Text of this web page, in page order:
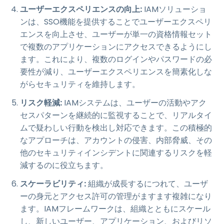
ユーザーエクスペリエンスの向上: IAMソリューショ
ンは、SSO機能を提供することでユーザーエクスペリ
エンスを向上させ、ユーザーが単一の資格情報セット
で複数のアプリケーションにアクセスできるようにし
ます。これにより、複数のログインやパスワードの必
要性が減り、ユーザーエクスペリエンスを簡素化しな
がらセキュリティを維持します。
リスク軽減: IAMシステムは、ユーザーの活動やアク
セスパターンを継続的に監視することで、リアルタイ
ムで疑わしい行動を検出し対応できます。この積極的
なアプローチは、アカウントの侵害、内部脅威、その
他のセキュリティインシデントに関連するリスクを軽
減するのに役立ちます。
スケーラビリティ:組織が成長するにつれて、ユーザ
ーの身元とアクセス許可の管理がますます複雑になり
ます。IAMフレームワークは、組織とともにスケール
し、新しいユーザー、アプリケーション、およびリソ